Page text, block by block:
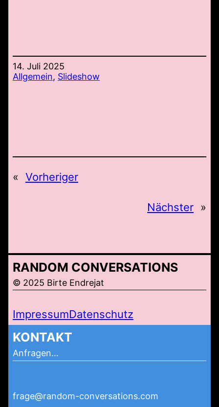
14. Juli 2025
Allgemein, Slideshow
« Vorheriger
Nächster »
RANDOM CONVERSATIONS
© 2025 Birte Endrejat
ImpressumDatenschutz
KONTAKT
Anfragen…
frage@random-conversations.com